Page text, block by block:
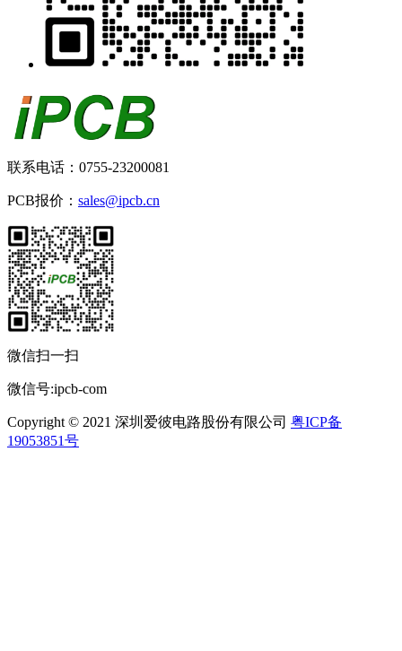
联系电话：0755-23200081
PCB报价： sales@ipcb.cn
微信扫一扫
微信号:ipcb-com
Copyright © 2021 深圳爱彼电路股份有限公司 粤ICP备
19053851号